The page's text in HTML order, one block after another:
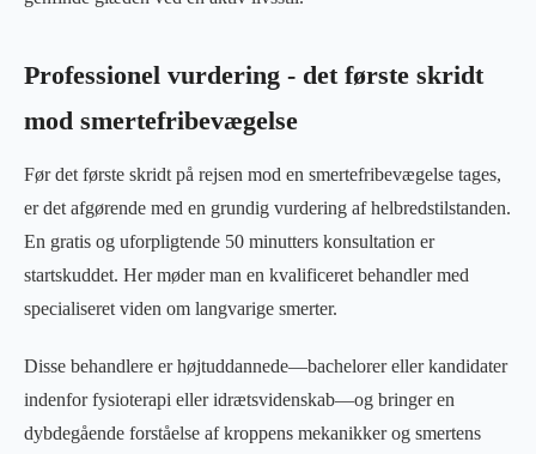
Professionel vurdering - det første skridt
mod smertefribevægelse
Før det første skridt på rejsen mod en smertefribevægelse tages,
er det afgørende med en grundig vurdering af helbredstilstanden.
En gratis og uforpligtende 50 minutters konsultation er
startskuddet. Her møder man en kvalificeret behandler med
specialiseret viden om langvarige smerter.
Disse behandlere er højtuddannede—bachelorer eller kandidater
indenfor fysioterapi eller idrætsvidenskab—og bringer en
dybdegående forståelse af kroppens mekanikker og smertens